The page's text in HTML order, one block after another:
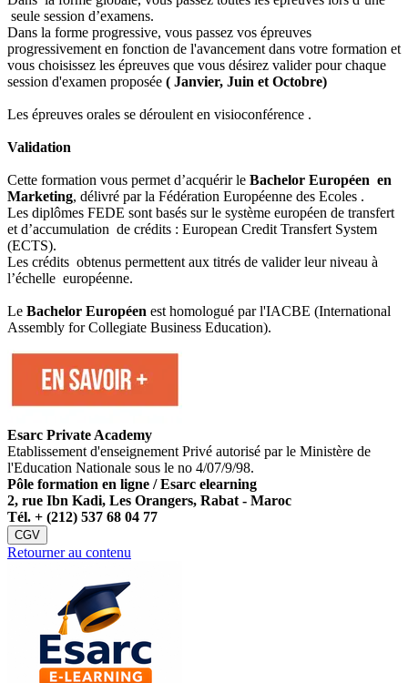
seule session d’examens.
Dans la forme progressive, vous passez vos épreuves
progressivement en fonction de l'avancement dans votre formation et
vous choisissez les épreuves que vous désirez valider pour chaque
session d'examen proposée ( Janvier, Juin et Octobre)
Les épreuves orales se déroulent en visioconférence .
Validation
Cette formation vous permet d’acquérir le Bachelor Européen en
Marketing, délivré par la Fédération Européenne des Ecoles .
Les diplômes FEDE sont basés sur le système européen de transfert
et d’accumulation de crédits : European Credit Transfert System
(ECTS).
Les crédits obtenus permettent aux titrés de valider leur niveau à
l’échelle européenne.
Le Bachelor Européen est homologué par l'IACBE (International
Assembly for Collegiate Business Education).
Esarc Private Academy
Etablissement d'enseignement Privé autorisé par le Ministère de
l'Education Nationale sous le no 4/07/9/98.
Pôle formation en ligne / Esarc elearning
2, rue Ibn Kadi, Les Orangers, Rabat - Maroc
Tél. + (212) 537 68 04 77
CGV
Retourner au contenu